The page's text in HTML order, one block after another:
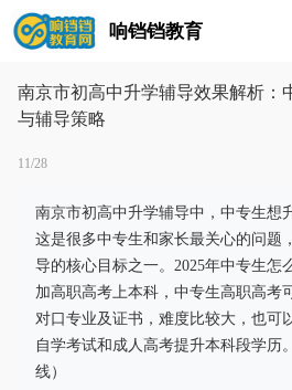
响铛铛教育
南京市初高中升学辅导效果解析：
与辅导策略
11/28
南京市初高中升学辅导中，中专生想
这是很多中专生和家长最关心的问题
导的核心目标之一。2025年中专生怎
加高职高考上本科，中专生高职高考
对口专业及证书，难度比较大，也可
自学考试和成人高考提升本科段学历
线）